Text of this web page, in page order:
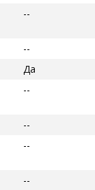
--
--
Да
--
--
--
--